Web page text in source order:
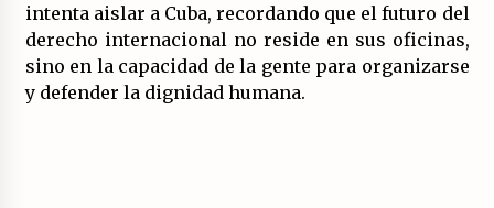
intenta aislar a Cuba, recordando que el futuro del
derecho internacional no reside en sus oficinas,
sino en la capacidad de la gente para organizarse
y defender la dignidad humana.